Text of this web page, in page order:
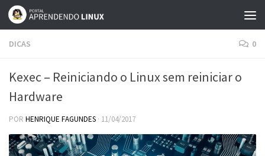
Skip to content
DICAS 0
Kexec – Reiniciando o Linux sem reiniciar o
Hardware
POR HENRIQUE FAGUNDES · 11/04/2017